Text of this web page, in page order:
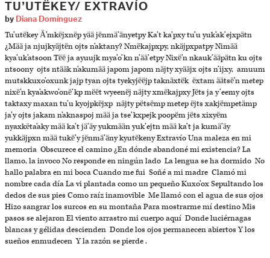
TU’UTËKEY/ EXTRAVÍO
by Diana Domínguez
Tu’utëkey Ä’mkëjxnëp yää jënmä’änyetpy Ka’t ka’pxy tu’u yuk’ak’ejxpätn
¿Mää ja njujkyäjtën ojts n’aktany? Nmëkajpxpy, nkäjpxpatpy Nimää
kya’uk’atsoon Tëë ja ayuujk mya’o’kn n’ää’etpy Nixë’n nkauk’ääpätn ku ojts
ntsoony ojts ntääk n’akumää japom japom näjty xyääjx ojts n’ijxy, amuum
mutskkuxo’oxunk jajp tyan ojts tyekyjëëjp taknäxtëk ëxtam äätsë’n metep
nixë’n kya’akwo’onë’kp mëët wyeenëj näjty xmëkajpxy Jëts ja y’eemy ojts
taktaxy maxan tu’u kyojpkëjxp näjty pëtsëmp metep ëjts xakjëmpetämp
ja’y ojts jakam n’aknaspoj mää ja tse’kxpejk poopëm jëts xixyëm
nyaxkëta’aky mää ka’t jä’äy yukmään yuk’ejtn mää ka’t ja kumä’äy
yukkäjpxn mää tukë’y jënmä’äny kyutëkeny Extravío Una maleza en mi
memoria Obscurece el camino ¿En dónde abandoné mi existencia? La
llamo, la invoco No responde en ningún lado La lengua se ha dormido No
hallo palabra en mi boca Cuando me fui Soñé a mi madre Clamó mi
nombre cada día La vi plantada como un pequeño Kuxo’ox Sepultando los
dedos de sus pies Como raíz inamovible Me llamó con el agua de sus ojos
Hizo sangrar los surcos en su montaña Para mostrarme mí destino Mis
pasos se alejaron El viento arrastro mi cuerpo aquí Donde luciérnagas
blancas y gélidas descienden Donde los ojos permanecen abiertos Y los
sueños enmudecen Y la razón se pierde .